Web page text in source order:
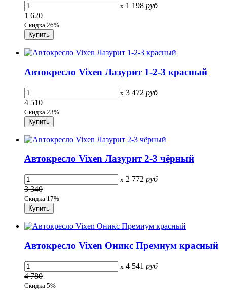
x 1 198 руб
1 620
Скидка 26%
Автокресло Vixen Лазурит 1-2-3 красный
x 3 472 руб
4 510
Скидка 23%
Автокресло Vixen Лазурит 2-3 чёрный
x 2 772 руб
3 340
Скидка 17%
Автокресло Vixen Оникс Премиум красный
x 4 541 руб
4 780
Скидка 5%